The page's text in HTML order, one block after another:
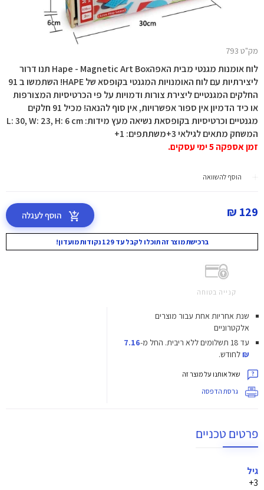
מק"ט 793
לוח אומנות מגנטי מבית האפהHape - Magnetic Art Box תנו דרור
ליצירתיות עם לוח האומנויות המגנטי בקופסא של HAPE! השתמשו ב 91
החלקים המגנטיים ליצירת צורות ודמויות על פי הכרטיסיות המצורפות
או כיד הדמיון אין ספור אפשרויות, אין סוף להנאה! מכיל 91 חלקים
מגנטיים וכרטיסיות בקופסאת נשיאה מעץ מידות: L: 30, W: 23, H: 6 cm
המשחק מתאים לגילאי 3+משתתפים: 1+
זמן אספקה 5 ימי עסקים.
הוסף להשוואה
129 ₪ הוסף לעגלה
ברכישת מוצר זה תוכלו לקבל עד 129 נקודות מועדון!
קנייה בטוחה
שנת אחריות אחת עבור מוצרים
אלקטרוניים
עד 18 תשלומים ללא ריבית.
החל מ-7.16
₪לחודש.
שאל אותנו על מוצר זה
גרסת הדפסה
פרטים טכניים
גיל
3+